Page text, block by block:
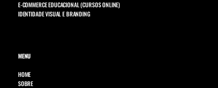
E-COMMERCE EDUCACIONAL (CURSOS ONLINE)
IDENTIDADE VISUAL E BRANDING
MENU
HOME
SOBRE